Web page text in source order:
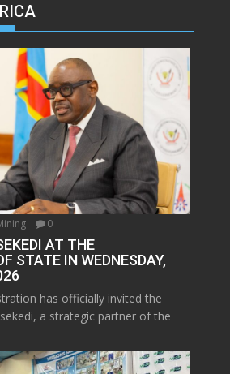
0
AT THE
STATE IN WEDNESDAY,
has officially invited the
a strategic partner of the